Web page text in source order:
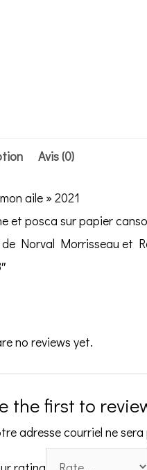
Avis (0)
aile » 2021
et posca sur papier
de Norval Morrisseau et
no reviews yet.
the first to
adresse courriel ne sera